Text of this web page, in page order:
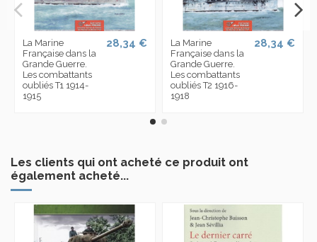
La Marine
Française dans la
Grande Guerre.
Les combattants
oubliés T1 1914-
1915
28,34 €
La Marine
Française dans la
Grande Guerre.
Les combattants
oubliés T2 1916-
1918
28,34 €
Les clients qui ont acheté ce produit ont
également acheté...